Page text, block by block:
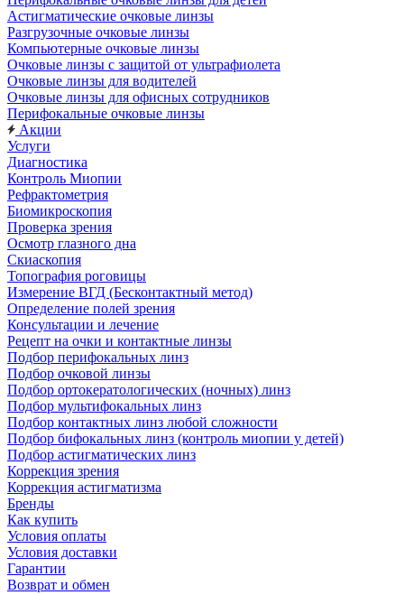
Астигматические очковые линзы
Разгрузочные очковые линзы
Компьютерные очковые линзы
Очковые линзы с защитой от ультрафиолета
Очковые линзы для водителей
Очковые линзы для офисных сотрудников
Перифокальные очковые линзы
Акции
Услуги
Диагностика
Контроль Миопии
Рефрактометрия
Биомикроскопия
Проверка зрения
Осмотр глазного дна
Скиаскопия
Топография роговицы
Измерение ВГД (Бесконтактный метод)
Определение полей зрения
Консультации и лечение
Рецепт на очки и контактные линзы
Подбор перифокальных линз
Подбор очковой линзы
Подбор ортокератологических (ночных) линз
Подбор мультифокальных линз
Подбор контактных линз любой сложности
Подбор бифокальных линз (контроль миопии у детей)
Подбор астигматических линз
Коррекция зрения
Коррекция астигматизма
Бренды
Как купить
Условия оплаты
Условия доставки
Гарантии
Возврат и обмен